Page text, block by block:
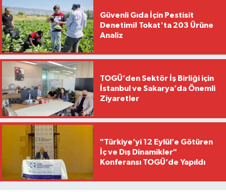
Güvenli Gıda İçin Pestisit
Denetimi! Tokat'ta 203 Ürüne
Analiz
TOGÜ’den Sektör İş Birliği için
İstanbul ve Sakarya’da Önemli
Ziyaretler
"Türkiye’yi 12 Eylül’e Götüren
İç ve Dış Dinamikler"
Konferansı TOGÜ’de Yapıldı